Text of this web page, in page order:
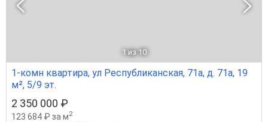
1 из 10
1-комн квартира, ул Республиканская, 71а, д. 71а, 19
м², 5/9 эт.
2 350 000 ₽
123 684 ₽ за м2